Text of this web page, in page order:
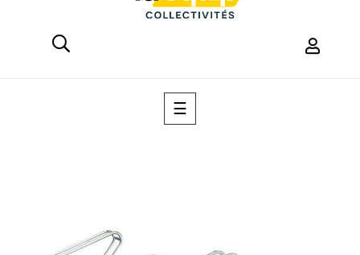
Basculer
la
☰